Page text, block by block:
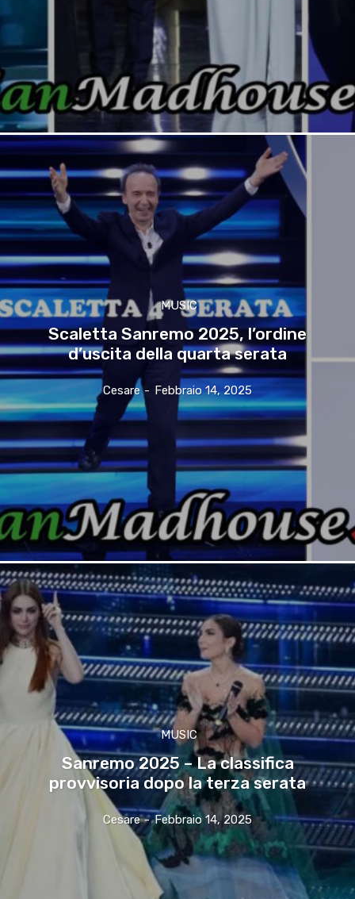
MUSIC
Scaletta Sanremo 2025, l’ordine
d’uscita della quarta serata
Cesare - Febbraio 14, 2025
MUSIC
Sanremo 2025 – La classifica
provvisoria dopo la terza serata
Cesare - Febbraio 14, 2025